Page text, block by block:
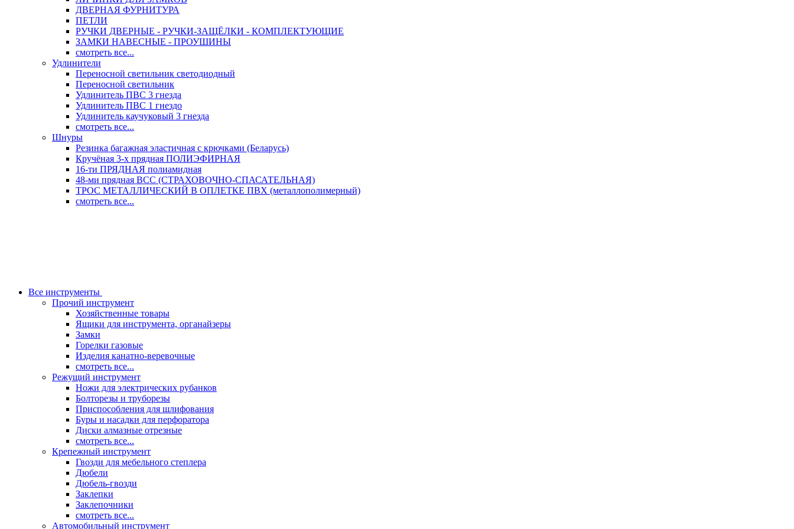
ДВЕРНАЯ ФУРНИТУРА
ПЕТЛИ
РУЧКИ ДВЕРНЫЕ - РУЧКИ-ЗАЩЁЛКИ - КОМПЛЕКТУЮЩИЕ
ЗАМКИ НАВЕСНЫЕ - ПРОУШИНЫ
смотреть все...
Удлинители
Переносной светильник светодиодный
Переносной светильник
Удлинитель ПВС 3 гнезда
Удлинитель ПВС 1 гнездо
Удлинитель каучуковый 3 гнезда
смотреть все...
Шнуры
Резинка багажная эластичная с крючками (Беларусь)
Кручёная 3-х прядная ПОЛИЭФИРНАЯ
16-ти ПРЯДНАЯ полиамидная
48-ми прядная ВСС (СТРАХОВОЧНО-СПАСАТЕЛЬНАЯ)
ТРОС МЕТАЛЛИЧЕСКИЙ В ОПЛЕТКЕ ПВХ (металлополимерный)
смотреть все...
Все инструменты
Прочий инструмент
Хозяйственные товары
Ящики для инструмента, органайзеры
Замки
Горелки газовые
Изделия канатно-веревочные
смотреть все...
Режущий инструмент
Ножи для электрических рубанков
Болторезы и труборезы
Приспособления для шлифования
Буры и насадки для перфоратора
Диски алмазные отрезные
смотреть все...
Крепежный инструмент
Гвозди для мебельного степлера
Дюбели
Дюбель-гвозди
Заклепки
Заклепочники
смотреть все...
Автомобильный инструмент